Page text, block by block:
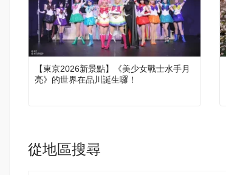
【東京2026新景點】《美少女戰士水手月
亮》的世界在品川誕生囉！
從地區搜尋